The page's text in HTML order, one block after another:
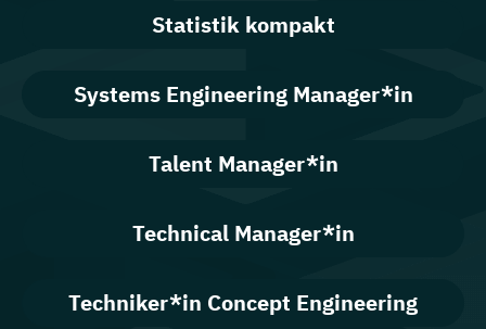
Statistik kompakt
Systems Engineering Manager*in
Talent Manager*in
Technical Manager*in
Techniker*in Concept Engineering